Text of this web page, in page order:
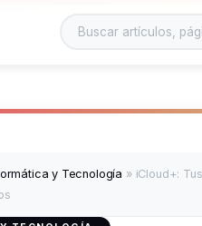
y Tecnología » iCloud+: